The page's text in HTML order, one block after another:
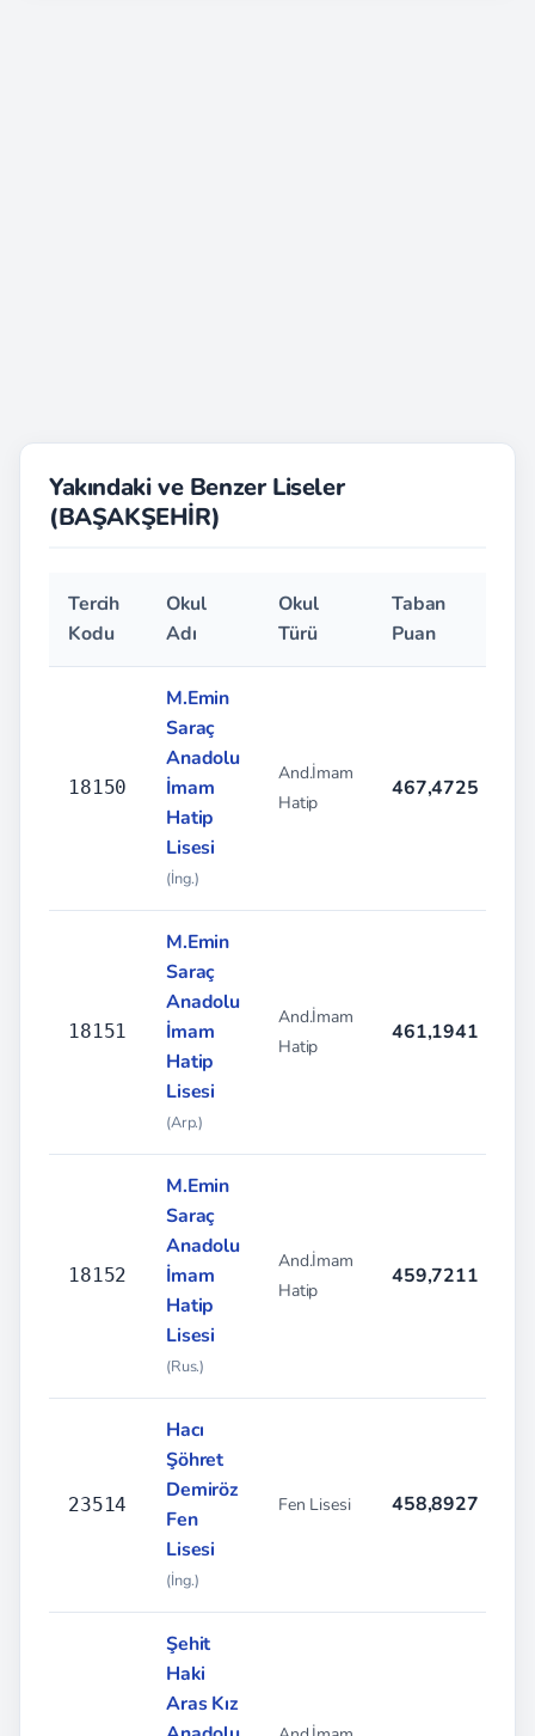
Yakındaki ve Benzer Liseler
(BAŞAKŞEHİR)
Tercih
Kodu
Okul
Adı
Okul
Türü
Taban
Puan
18150
M.Emin
Saraç
Anadolu
İmam
Hatip
Lisesi
(İng.)
And.İmam
Hatip
467,4725
18151
M.Emin
Saraç
Anadolu
İmam
Hatip
Lisesi
(Arp.)
And.İmam
Hatip
461,1941
18152
M.Emin
Saraç
Anadolu
İmam
Hatip
Lisesi
(Rus.)
And.İmam
Hatip
459,7211
23514
Hacı
Şöhret
Demiröz
Fen
Lisesi
(İng.)
Fen Lisesi 458,8927
Şehit
Haki
Aras Kız